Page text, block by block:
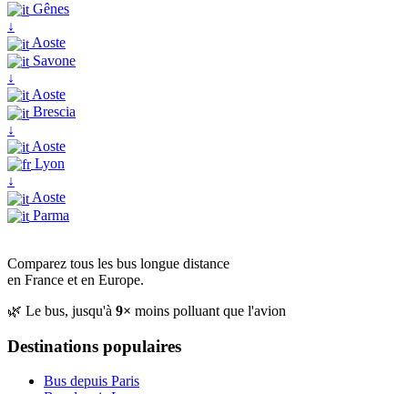
Gênes
↓
Aoste
Savone
↓
Aoste
Brescia
↓
Aoste
Lyon
↓
Aoste
Parma
Comparez tous les bus longue distance
en France et en Europe.
🌿 Le bus, jusqu'à 9× moins polluant que l'avion
Destinations populaires
Bus depuis Paris